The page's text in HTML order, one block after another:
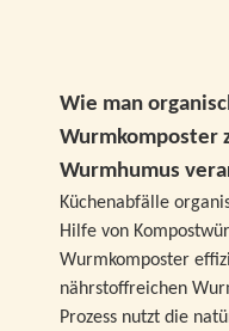
Wie man
Wurmkomposter
Wurmhumus
Küchenabfälle
Hilfe von
Wurmkomposter
nährstoffreichen
Prozess nutzt die